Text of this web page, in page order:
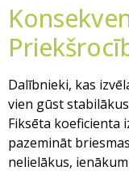
Dalībnieki, kas
vien gūst
Fiksēta koeficienta
pazemināt
nelielākus,